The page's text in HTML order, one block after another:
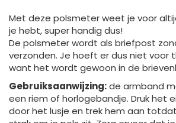
Met deze polsmeter weet je voor
je hebt, super handig dus!
De polsmeter wordt als briefpost
verzonden. Je hoeft er dus niet voor
want het wordt gewoon in de
Gebruiksaanwijzing:de armband
een riem of horlogebandje. Druk het
door het lusje en trek hem aan